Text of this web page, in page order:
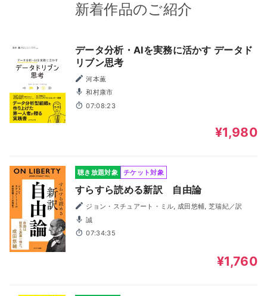
新着作品のご紹介
データ分析・AIを実務に活かす データド
リブン思考
河本薫
和村康市
07:08:23
¥1,980
聴き放題対象 チケット対象
すらすら読める新訳 自由論
ジョン・スチュアート・ミル, 成田悠輔, 芝瑞紀／訳
誠
07:34:35
¥1,760